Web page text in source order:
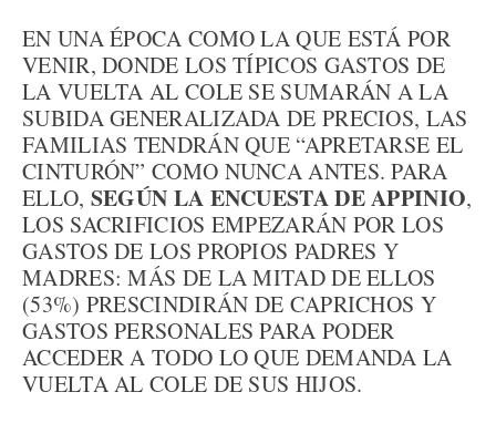
EN UNA ÉPOCA COMO LA QUE ESTÁ POR
VENIR, DONDE LOS TÍPICOS GASTOS DE
LA VUELTA AL COLE SE SUMARÁN A LA
SUBIDA GENERALIZADA DE PRECIOS, LAS
FAMILIAS TENDRÁN QUE “APRETARSE EL
CINTURÓN” COMO NUNCA ANTES. PARA
ELLO, SEGÚN LA ENCUESTA DE APPINIO,
LOS SACRIFICIOS EMPEZARÁN POR LOS
GASTOS DE LOS PROPIOS PADRES Y
MADRES: MÁS DE LA MITAD DE ELLOS
(53%) PRESCINDIRÁN DE CAPRICHOS Y
GASTOS PERSONALES PARA PODER
ACCEDER A TODO LO QUE DEMANDA LA
VUELTA AL COLE DE SUS HIJOS.